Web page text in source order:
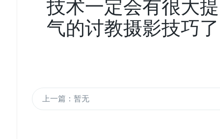
技术一定会有很大
气的讨教摄影技巧
上一篇：暂无